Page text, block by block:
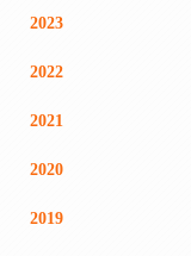
2023
2022
2021
2020
2019